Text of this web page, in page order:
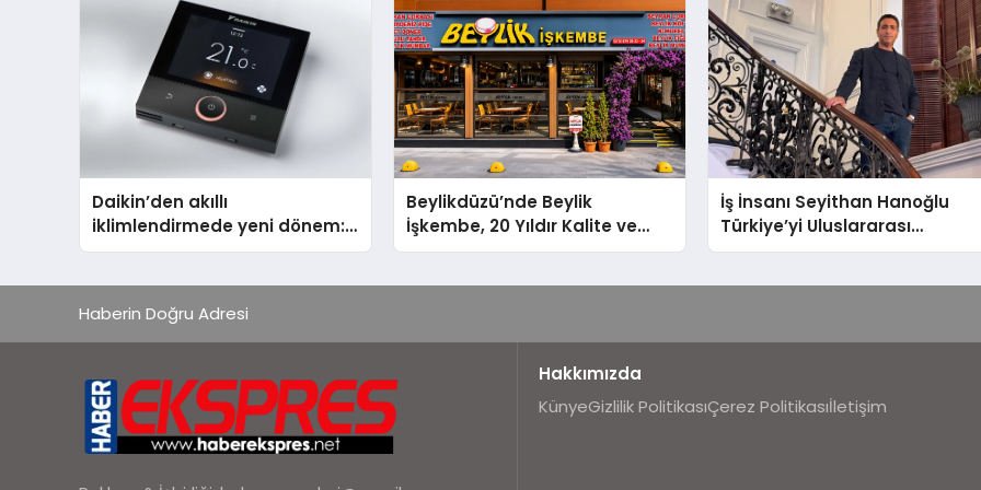
Aldı
Daikin’den akıllı
iklimlendirmede yeni dönem:
Madoka Plus Türkiye’de
Beylikdüzü’nde Beylik
İşkembe, 20 Yıldır Kalite ve
Lezzetin Değişmeyen Adresi
İş İnsanı Seyithan Hanoğlu
Türkiye’yi Uluslararası
Arenada Tanıtmayı
Haberin Doğru Adresi
Hakkımızda
KünyeGizlilik PolitikasıÇerez Politikasıİletişim